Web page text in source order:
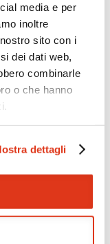
media e per
inoltre
sito con i
dei dati web,
combinarle
o che hanno
dettagli
quale sia il Paese